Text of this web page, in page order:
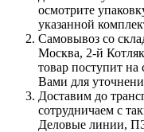
осмотрите
указанной
Самовывоз со
Москва, 2-й
товар поступит на
Вами для
Доставим до
сотрудничаем с
Деловые линии,